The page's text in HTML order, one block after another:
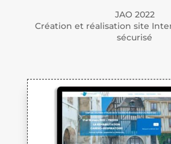
JAO 2022
Création et réalisation site
sécurisé